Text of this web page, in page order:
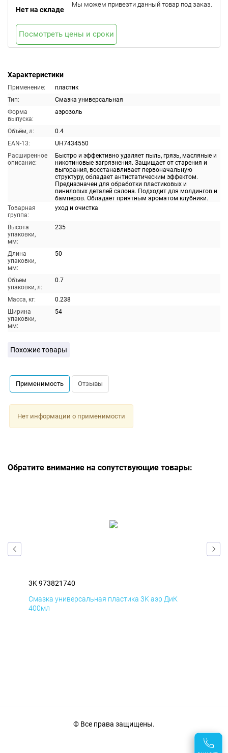
Характеристики
Применение:
пластик
Тип:
Смазка универсальная
Форма
выпуска:
аэрозоль
Объём, л:
0.4
EAN-13:
UH7434550
Расширенное
описание:
Быстро и эффективно удаляет пыль, грязь, масляные и
никотиновые загрязнения. Защищает от старения и
выгорания, восстанавливает первоначальную
структуру, обладает антистатическим эффектом.
Предназначен для обработки пластиковых и
виниловых деталей салона. Подходит для молдингов и
бамперов. Обладает приятным ароматом клубники.
Товарная
группа:
уход и очистка
Высота
упаковки,
мм:
235
Длина
упаковки,
мм:
50
Объем
упаковки, л:
0.7
Масса, кг:
0.238
Ширина
упаковки,
мм:
54
Нет на складе
Мы можем привезти данный товар под заказ.
Посмотреть цены и сроки
Похожие товары
Применимость Отзывы
Нет информации о применимости
Обратите внимание на сопутствующие товары:
3K 973821740
Смазка универсальная пластика 3K аэр ДиК
400мл
© Все права защищены.